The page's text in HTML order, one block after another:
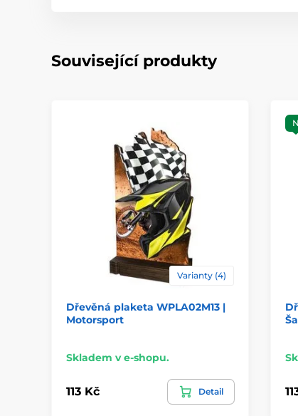
Související produkty
Varianty (4)
Dřevěná plaketa WPLA02M13 |
Motorsport
Skladem v e-shopu.
113 Kč Detail